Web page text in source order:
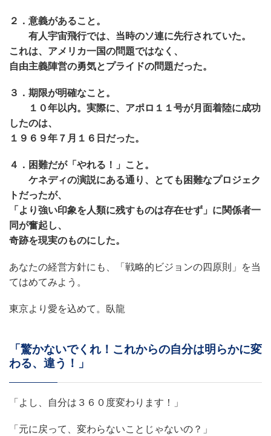
２．意義があること。
有人宇宙飛行では、当時のソ連に先行されていた。
これは、アメリカ一国の問題ではなく、
自由主義陣営の勇気とプライドの問題だった。
３．期限が明確なこと。
１０年以内。実際に、アポロ１１号が月面着陸に成功
したのは、
１９６９年７月１６日だった。
４．困難だが「やれる！」こと。
ケネディの演説にある通り、とても困難なプロジェク
トだったが、
「より強い印象を人類に残すものは存在せず」に関係者一
同が奮起し、
奇跡を現実のものにした。
あなたの経営方針にも、「戦略的ビジョンの四原則」を当
てはめてみよう。
東京より愛を込めて。臥龍
「驚かないでくれ！これからの自分は明らかに変
わる、違う！」
「よし、自分は３６０度変わります！」
「元に戻って、変わらないことじゃないの？」